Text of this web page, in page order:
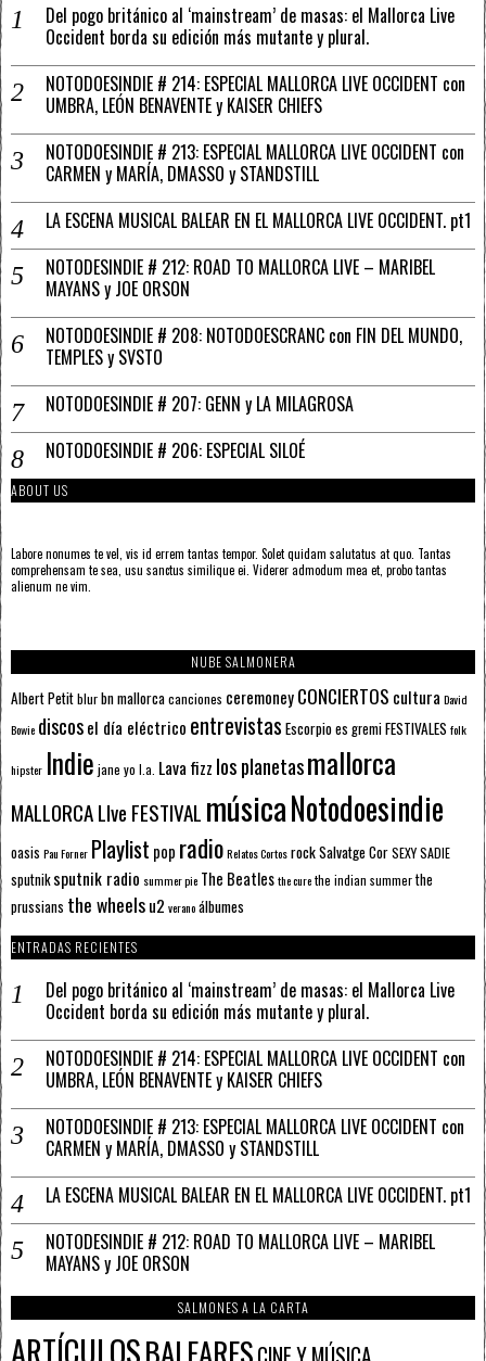
Del pogo británico al ‘mainstream’ de masas: el Mallorca Live
Occident borda su edición más mutante y plural.
NOTODOESINDIE # 214: ESPECIAL MALLORCA LIVE OCCIDENT con
UMBRA, LEÓN BENAVENTE y KAISER CHIEFS
NOTODOESINDIE # 213: ESPECIAL MALLORCA LIVE OCCIDENT con
CARMEN y MARÍA, DMASSO y STANDSTILL
LA ESCENA MUSICAL BALEAR EN EL MALLORCA LIVE OCCIDENT. pt1
NOTODESINDIE # 212: ROAD TO MALLORCA LIVE – MARIBEL
MAYANS y JOE ORSON
NOTODOESINDIE # 208: NOTODOESCRANC con FIN DEL MUNDO,
TEMPLES y SVSTO
NOTODOESINDIE # 207: GENN y LA MILAGROSA
NOTODOESINDIE # 206: ESPECIAL SILOÉ
ABOUT US
Labore nonumes te vel, vis id errem tantas tempor. Solet quidam salutatus at quo. Tantas
comprehensam te sea, usu sanctus similique ei. Viderer admodum mea et, probo tantas
alienum ne vim.
NUBE SALMONERA
Albert Petitblurbn mallorcacanciones ceremoneyCONCIERTOS cultura David
Bowie discosel día eléctrico entrevistas Escorpioes gremiFESTIVALES folk
hipster Indie jane yo l.a. Lava fizz los planetasmallorca
MALLORCA LIve FESTIVAL músicaNotodoesindie
oasis Pau Forner Playlist pop radioRelatos CortosrockSalvatge CorSEXY SADIE
sputnik sputnik radio summer pie The Beatlesthe curethe indian summerthe
prussians the wheelsu2 veranoálbumes
ENTRADAS RECIENTES
Del pogo británico al ‘mainstream’ de masas: el Mallorca Live
Occident borda su edición más mutante y plural.
NOTODOESINDIE # 214: ESPECIAL MALLORCA LIVE OCCIDENT con
UMBRA, LEÓN BENAVENTE y KAISER CHIEFS
NOTODOESINDIE # 213: ESPECIAL MALLORCA LIVE OCCIDENT con
CARMEN y MARÍA, DMASSO y STANDSTILL
LA ESCENA MUSICAL BALEAR EN EL MALLORCA LIVE OCCIDENT. pt1
NOTODESINDIE # 212: ROAD TO MALLORCA LIVE – MARIBEL
MAYANS y JOE ORSON
SALMONES A LA CARTA
ARTÍCULOS